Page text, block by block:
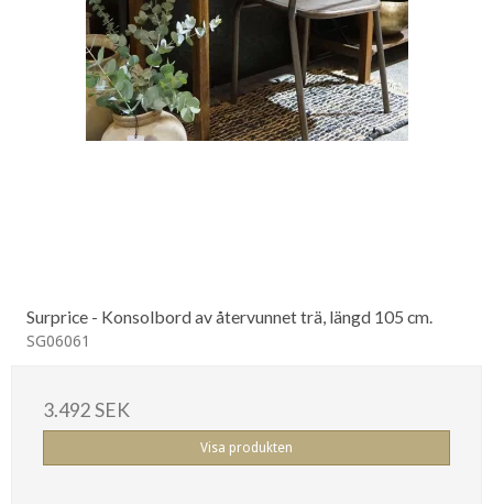
Surprice - Konsolbord av återvunnet trä, längd 105 cm.
SG06061
3.492 SEK
Visa produkten